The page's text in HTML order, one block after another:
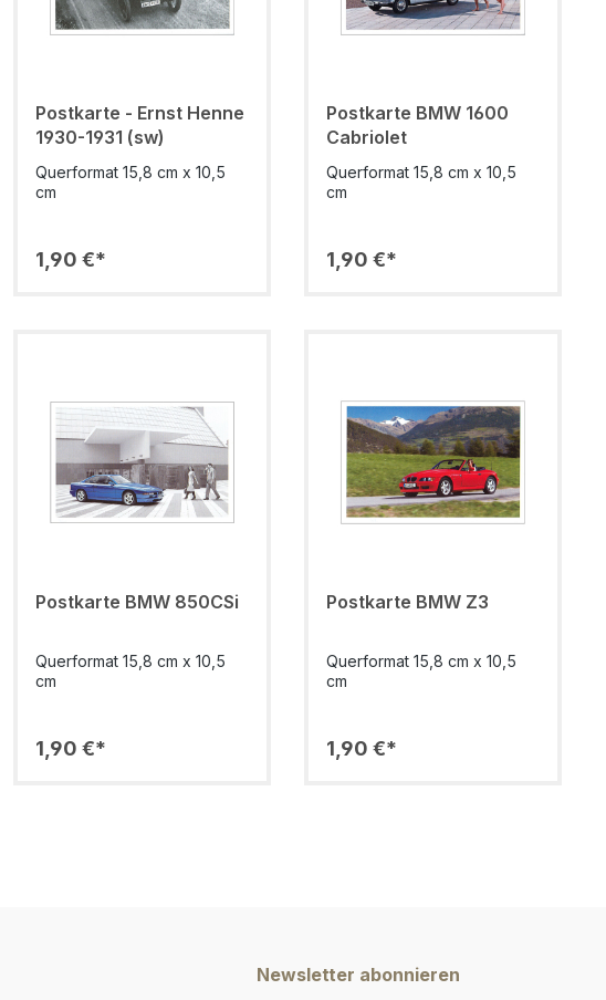
Postkarte - Ernst Henne
1930-1931 (sw)
Querformat 15,8 cm x 10,5
cm
1,90 €*
Postkarte BMW 1600
Cabriolet
Querformat 15,8 cm x 10,5
cm
1,90 €*
Postkarte BMW 850CSi
Querformat 15,8 cm x 10,5
cm
1,90 €*
Postkarte BMW Z3
Querformat 15,8 cm x 10,5
cm
1,90 €*
Newsletter abonnieren